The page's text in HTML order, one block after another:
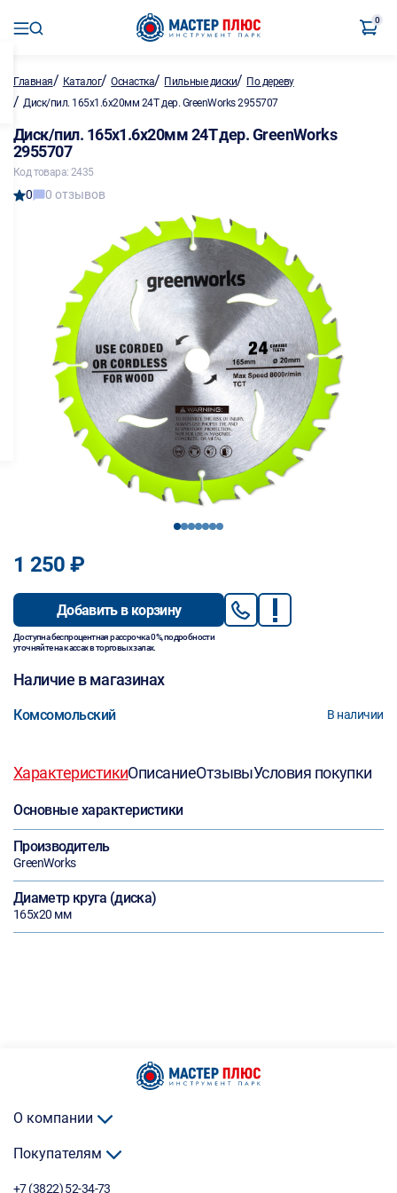
0
Главная/ Каталог/Оснастка/ Пильные диски/ По дереву
/ Диск/пил. 165х1.6х20мм 24Т дер. GreenWorks 2955707
Диск/пил. 165х1.6х20мм 24Т дер. GreenWorks
2955707
Код товара: 2435
0 0 отзывов
1234567
1 250 ₽
Добавить в корзину
Доступна беспроцентная рассрочка 0%, подробности
уточняйте на кассах в торговых залах.
Наличие в магазинах
Комсомольский В наличии
ХарактеристикиОписаниеОтзывыУсловия покупки
Основные характеристики
Производитель
GreenWorks
Диаметр круга (диска)
165х20 мм
О компании
Покупателям
+7 (3822) 52-34-73